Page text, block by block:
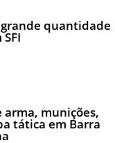
quantidade
arma, munições,
tática em Barra